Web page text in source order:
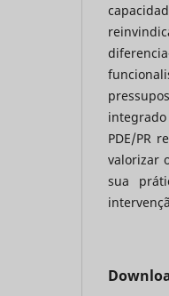
PDE/PR
valorizar
sua